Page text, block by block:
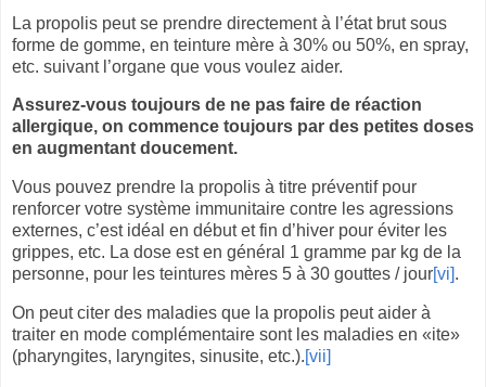
La propolis peut se prendre directement à l’état brut sous
forme de gomme, en teinture mère à 30% ou 50%, en spray,
etc. suivant l’organe que vous voulez aider.
Assurez-vous toujours de ne pas faire de réaction
allergique, on commence toujours par des petites doses
en augmentant doucement.
Vous pouvez prendre la propolis à titre préventif pour
renforcer votre système immunitaire contre les agressions
externes, c’est idéal en début et fin d’hiver pour éviter les
grippes, etc. La dose est en général 1 gramme par kg de la
personne, pour les teintures mères 5 à 30 gouttes / jour[vi].
On peut citer des maladies que la propolis peut aider à
traiter en mode complémentaire sont les maladies en «ite»
(pharyngites, laryngites, sinusite, etc.).[vii]